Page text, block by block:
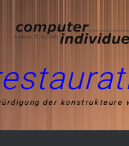
der konstrukteure